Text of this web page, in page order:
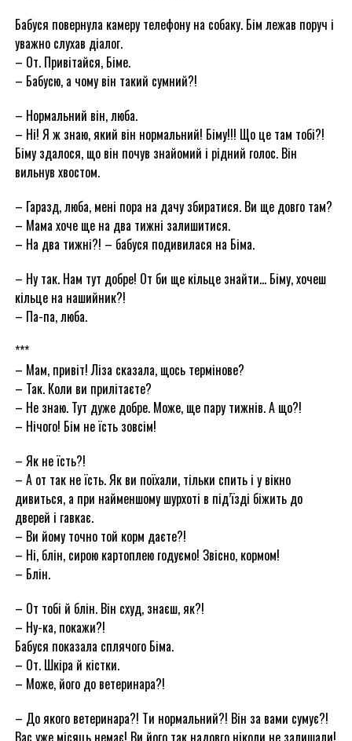
Бабуся повернула камеру телефону на собаку. Бім лежав поруч і
уважно слухав діалог.
– От. Привітайся, Біме.
– Бабусю, а чому він такий сумний?!
– Нормальний він, люба.
– Ні! Я ж знаю, який він нормальний! Біму!!! Що це там тобі?!
Біму здалося, що він почув знайомий і рідний голос. Він
вильнув хвостом.
– Гаразд, люба, мені пора на дачу збиратися. Ви ще довго там?
– Мама хоче ще на два тижні залишитися.
– На два тижні?! – бабуся подивилася на Біма.
– Ну так. Нам тут добре! От би ще кільце знайти… Біму, хочеш
кільце на нашийник?!
– Па-па, люба.
***
– Мам, привіт! Ліза сказала, щось термінове?
– Так. Коли ви прилітаєте?
– Не знаю. Тут дуже добре. Може, ще пару тижнів. А що?!
– Нічого! Бім не їсть зовсім!
– Як не їсть?!
– А от так не їсть. Як ви поїхали, тільки спить і у вікно
дивиться, а при найменшому шурхоті в під’їзді біжить до
дверей і гавкає.
– Ви йому точно той корм даєте?!
– Ні, блін, сирою картоплею годуємо! Звісно, кормом!
– Блін.
– От тобі й блін. Він схуд, знаєш, як?!
– Ну-ка, покажи?!
Бабуся показала сплячого Біма.
– От. Шкіра й кістки.
– Може, його до ветеринара?!
– До якого ветеринара?! Ти нормальний?! Він за вами сумує?!
Вас уже місяць немає! Ви його так надовго ніколи не залишали!